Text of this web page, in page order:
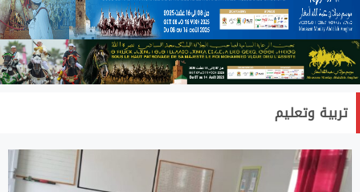
تربية وتعليم